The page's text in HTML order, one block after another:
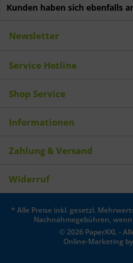
Kunden haben sich ebenfalls
Newsletter
Service Hotline
Shop Service
Informationen
Zahlung & Versand
Widerruf
* Alle Preise inkl. gesetzl.
Nachnahmegebühren,
© 2026 PaperXXL -
Online-Marketing by